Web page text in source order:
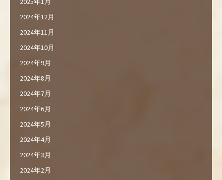
2024年12月
2024年11月
2024年10月
2024年9月
2024年8月
2024年7月
2024年6月
2024年5月
2024年4月
2024年3月
2024年2月